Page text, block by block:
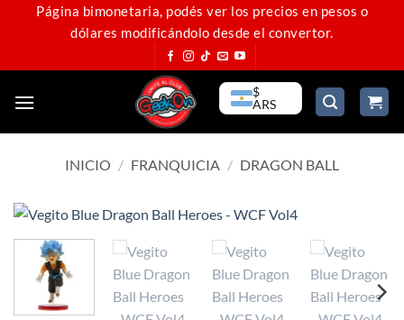
Página bimonetaria, podés ver los precios en pesos o
dólares modificándolo desde el convertor.
$
ARS
INICIO / FRANQUICIA / DRAGON BALL